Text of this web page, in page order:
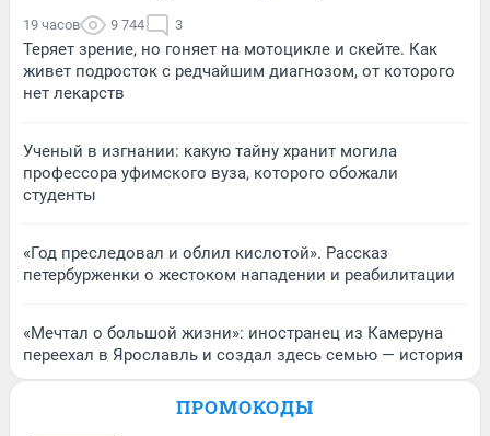
19 часов 9 744 3
Теряет зрение, но гоняет на мотоцикле и скейте. Как
живет подросток с редчайшим диагнозом, от которого
нет лекарств
Ученый в изгнании: какую тайну хранит могила
профессора уфимского вуза, которого обожали
студенты
«Год преследовал и облил кислотой». Рассказ
петербурженки о жестоком нападении и реабилитации
«Мечтал о большой жизни»: иностранец из Камеруна
переехал в Ярославль и создал здесь семью — история
ПРОМОКОДЫ